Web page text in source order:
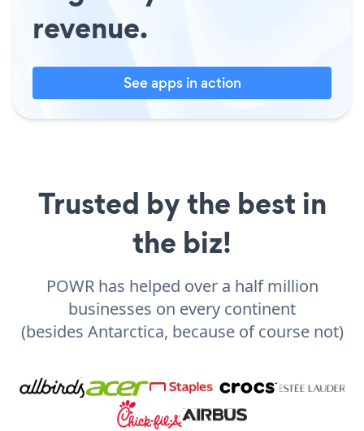
revenue.
See apps in action
Trusted by the best in
the biz!
POWR has helped over a half million
businesses on every continent
(besides Antarctica, because of course not)